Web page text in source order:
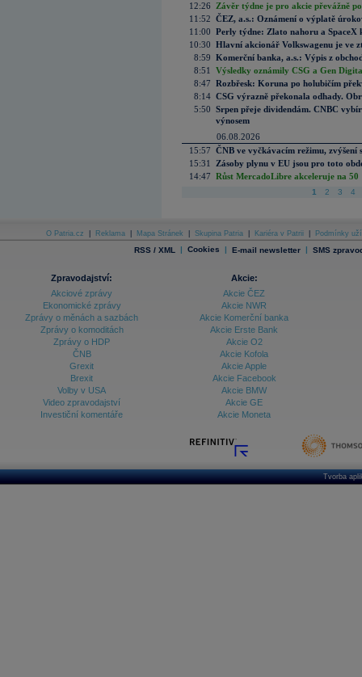
12:26
Závěr týdne je pro akcie převážně
11:52 ČEZ, a.s.: Oznámení o výplatě
11:00 Perly týdne: Zlato nahoru a SpaceX
10:30 Hlavní akcionář Volkswagenu je ve
8:59 Komerční banka, a.s.: Výpis z
8:51
Výsledky oznámily CSG a Gen
8:47 Rozbřesk: Koruna po holubičím
8:14 CSG výrazně překonala odhady.
5:50 Srpen přeje dividendám. CNBC
výnosem
06.08.2026
15:57 ČNB ve vyčkávacím režimu, zvýšení
15:31
Zásoby plynu v EU jsou pro toto
14:47 Růst MercadoLibre akceleruje na
1 2 3 4
O Patria.cz Reklama Mapa Stránek Skupina Patria Kariéra v Patrii Podmínky
RSS / XML | Cookies | E-mail newsletter | SMS
Zpravodajství:
Akciové zprávy
Ekonomické zprávy
Zprávy o měnách a sazbách
Zprávy o komoditách
Zprávy o HDP
ČNB
Grexit
Brexit
Volby v USA
Video zpravodajství
Investiční komentáře
Akcie:
Akcie ČEZ
Akcie NWR
Akcie Komerční banka
Akcie Erste Bank
Akcie O2
Akcie Kofola
Akcie Apple
Akcie Facebook
Akcie BMW
Akcie GE
Akcie Moneta
Tvorba